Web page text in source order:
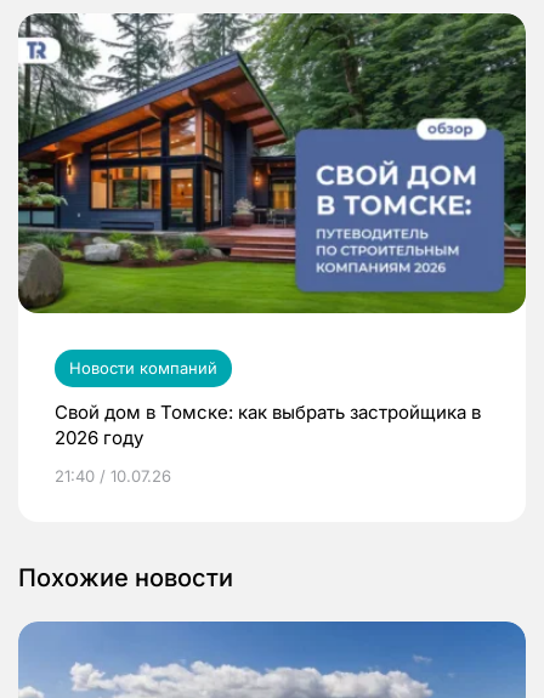
Новости компаний
Свой дом в Томске: как выбрать застройщика в
2026 году
21:40 / 10.07.26
Похожие новости